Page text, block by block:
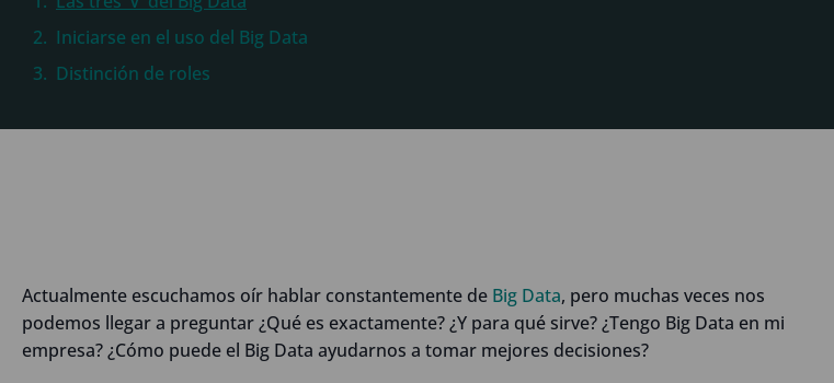
Iniciarse en el uso del Big Data
Distinción de roles
Actualmente escuchamos oír hablar constantemente de Big Data, pero muchas veces nos
podemos llegar a preguntar ¿Qué es exactamente? ¿Y para qué sirve? ¿Tengo Big Data en mi
empresa? ¿Cómo puede el Big Data ayudarnos a tomar mejores decisiones?